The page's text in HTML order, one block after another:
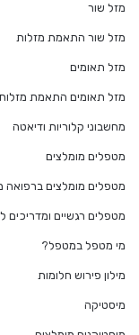
מזל שור
מזל שור התאמת מזלות
מזל תאומים
מזל תאומים התאמת
מחשבוני קלוריות ודיאטה
מטפלים מומלצים
מטפלים מומלצים ברפואה
מטפלים רגשיים
מי מטפל במטפל?
מילון פירוש חלומות
מיסטיקה